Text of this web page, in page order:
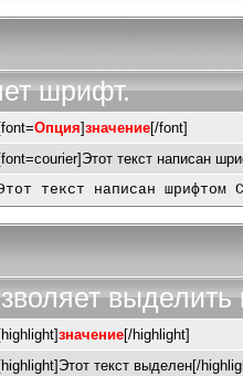
шрифт.
[font=Опция]значение[/font]
[font=courier]Этот текст написан
текст написан шрифтом
выделить
[highlight]значение[/highlight]
[highlight]Этот текст выделен[/